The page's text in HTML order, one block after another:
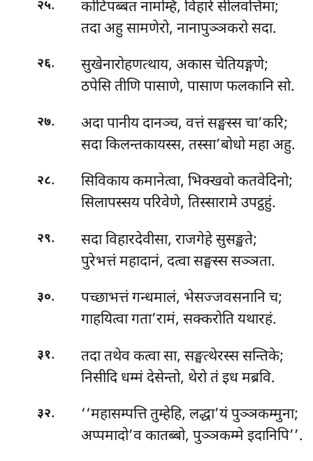
२५.
कोटिपब्बत नामम्हि, विहारे सीलवत्तिमा;
तदा अहु सामणेरो, नानापुञ्ञकरो सदा.
२६.
सुखेनारोहणत्थाय, अकास चेतियङ्गणे;
ठपेसि तीणि पासाणे, पासाण फलकानि सो.
२७.
अदा पानीय दानञ्च, वत्तं सङ्घस्स चा’करि;
सदा किलन्तकायस्स, तस्सा’बोधो महा अहु.
२८.
सिविकाय कमानेत्वा, भिक्खवो कतवेदिनो;
सिलापस्सय परिवेणे, तिस्सारामे उपट्ठहुं.
२९.
सदा विहारदेवीसा, राजगेहे सुसङ्खते;
पुरेभत्तं महादानं, दत्वा सङ्घस्स सञ्ञता.
३०.
पच्छाभत्तं गन्धमालं, भेसज्जवसनानि च;
गाहयित्वा गता’रामं, सक्करोति यथारहं.
३१.
तदा तथेव कत्वा सा, सङ्घत्थेरस्स सन्तिके;
निसीदि धम्मं देसेन्तो, थेरो तं इध मब्रवि.
३२.
‘‘महासम्पत्ति तुम्हेहि, लद्धा’यं पुञ्ञकम्मुना;
अप्पमादो’व कातब्बो, पुञ्ञकम्मे इदानिपि’’.